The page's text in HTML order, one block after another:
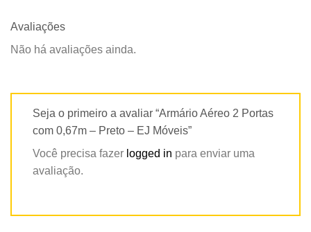
Avaliações
Não há avaliações ainda.
Seja o primeiro a avaliar “Armário Aéreo 2 Portas
com 0,67m – Preto – EJ Móveis”
Você precisa fazer logged in para enviar uma
avaliação.